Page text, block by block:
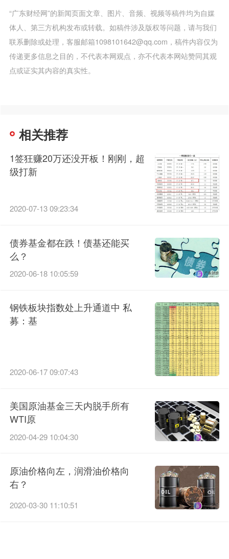
“广东财经网”的新闻页面文章、图片、音频、视频等稿件均为自媒
体人、第三方机构发布或转载。如稿件涉及版权等问题，请与我们
联系删除或处理，客服邮箱1098101642@qq.com，稿件内容仅为
传递更多信息之目的，不代表本网观点，亦不代表本网站赞同其观
点或证实其内容的真实性。
相关推荐
1签狂赚20万还没开板！刚刚，超
级打新
2020-07-13 09:23:34
债券基金都在跌！债基还能买
么？
2020-06-18 10:05:59
钢铁板块指数处上升通道中 私
募：基
2020-06-17 09:07:43
美国原油基金三天内脱手所有
WTI原
2020-04-29 10:04:30
原油价格向左，润滑油价格向
右？
2020-03-30 11:10:51